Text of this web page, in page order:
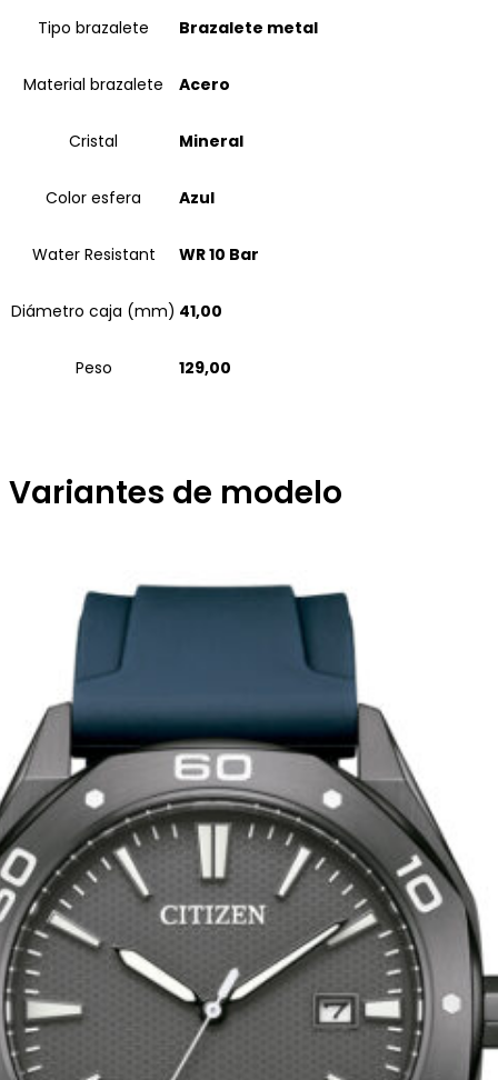
Tipo brazalete Brazalete metal
Material brazalete Acero
Cristal Mineral
Color esfera Azul
Water Resistant WR 10 Bar
Diámetro caja (mm) 41,00
Peso 129,00
Variantes de modelo